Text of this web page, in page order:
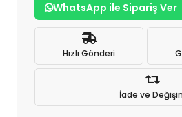
WhatsApp ile Sipariş Ver
Hızlı Gönderi
İade ve